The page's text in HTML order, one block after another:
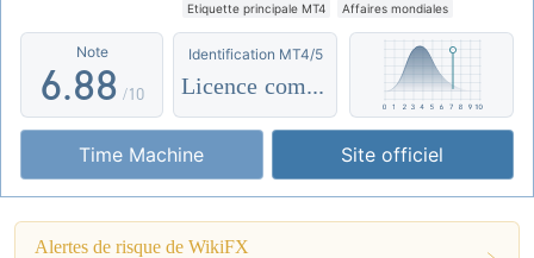
Etiquette principale MT4
Affaires mondiales
Risque potentiel moyen
Réglementation offshore
Note
5
6
7
8
9
.
7
8
9
7
8
9
/10
Identification MT4/5
Licence complète
Time Machine Site officiel
Alertes de risque de WikiFX